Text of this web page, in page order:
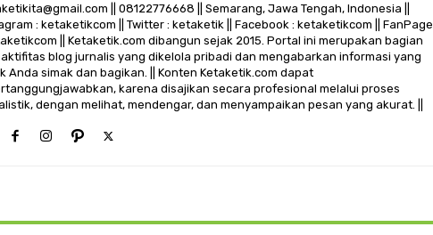
|| 08122776668 || Semarang, Jawa Tengah, Indonesia ||
: ketaketikcom || Twitter : ketaketik || Facebook : ketaketikcom || FanPage
|| Ketaketik.com dibangun sejak 2015. Portal ini merupakan bagian
blog jurnalis yang dikelola pribadi dan mengabarkan informasi yang
Anda simak dan bagikan. || Konten Ketaketik.com dapat
karena disajikan secara profesional melalui proses
dengan melihat, mendengar, dan menyampaikan pesan yang akurat. ||